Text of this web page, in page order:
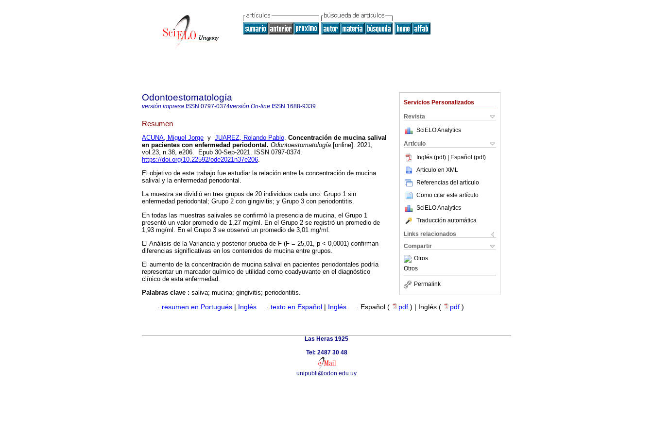
Servicios Personalizados
Revista
SciELO Analytics
Articulo
Inglés (pdf) | Español (pdf)
Articulo en XML
Referencias del artículo
Como citar este artículo
SciELO Analytics
Traducción automática
Links relacionados
Compartir
Otros
Otros
Permalink
Odontoestomatología
versión impresa ISSN 0797-0374versión On-line ISSN 1688-9339
Resumen
ACUNA, Miguel Jorge y JUAREZ, Rolando Pablo. Concentración de mucina salival
en pacientes con enfermedad periodontal. Odontoestomatología [online]. 2021,
vol.23, n.38, e206. Epub 30-Sep-2021. ISSN 0797-0374.
https://doi.org/10.22592/ode2021n37e206.
El objetivo de este trabajo fue estudiar la relación entre la concentración de mucina
salival y la enfermedad periodontal.
La muestra se dividió en tres grupos de 20 individuos cada uno: Grupo 1 sin
enfermedad periodontal; Grupo 2 con gingivitis; y Grupo 3 con periodontitis.
En todas las muestras salivales se confirmó la presencia de mucina, el Grupo 1
presentó un valor promedio de 1,27 mg/ml. En el Grupo 2 se registró un promedio de
1,93 mg/ml. En el Grupo 3 se observó un promedio de 3,01 mg/ml.
El Análisis de la Variancia y posterior prueba de F (F = 25,01, p < 0,0001) confirman
diferencias significativas en los contenidos de mucina entre grupos.
El aumento de la concentración de mucina salival en pacientes periodontales podría
representar un marcador químico de utilidad como coadyuvante en el diagnóstico
clínico de esta enfermedad.
Palabras clave : saliva; mucina; gingivitis; periodontitis.
· resumen en Portugués Inglés · texto en Español Inglés · Español ( pdf ) | Inglés ( pdf )
Las Heras 1925
Tel: 2487 30 48
unipubli@odon.edu.uy